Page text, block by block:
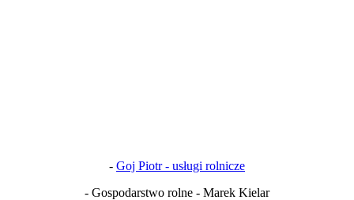
- Goj Piotr - usługi rolnicze
- Gospodarstwo rolne - Marek Kielar